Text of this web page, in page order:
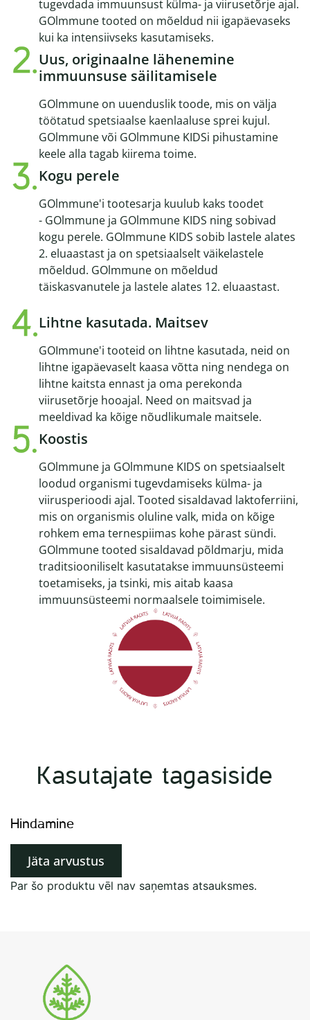
tugevdada immuunsust külma- ja viirusetõrje ajal.
GOlmmune tooted on mõeldud nii igapäevaseks
kui ka intensiivseks kasutamiseks.
Uus, originaalne lähenemine
immuunsuse säilitamisele
GOlmmune on uuenduslik toode, mis on välja
töötatud spetsiaalse kaenlaaluse sprei kujul.
GOlmmune või GOlmmune KIDSi pihustamine
keele alla tagab kiirema toime.
Kogu perele
GOlmmune'i tootesarja kuulub kaks toodet
- GOlmmune ja GOlmmune KIDS ning sobivad
kogu perele. GOlmmune KIDS sobib lastele alates
2. eluaastast ja on spetsiaalselt väikelastele
mõeldud. GOlmmune on mõeldud
täiskasvanutele ja lastele alates 12. eluaastast.
Lihtne kasutada. Maitsev
GOImmune'i tooteid on lihtne kasutada, neid on
lihtne igapäevaselt kaasa võtta ning nendega on
lihtne kaitsta ennast ja oma perekonda
viirusetõrje hooajal. Need on maitsvad ja
meeldivad ka kõige nõudlikumale maitsele.
Koostis
GOlmmune ja GOlmmune KIDS on spetsiaalselt
loodud organismi tugevdamiseks külma- ja
viirusperioodi ajal. Tooted sisaldavad laktoferriini,
mis on organismis oluline valk, mida on kõige
rohkem ema ternespiimas kohe pärast sündi.
GOlmmune tooted sisaldavad põldmarju, mida
traditsiooniliselt kasutatakse immuunsüsteemi
toetamiseks, ja tsinki, mis aitab kaasa
immuunsüsteemi normaalsele toimimisele.
Kasutajate tagasiside
Hindamine
Jäta arvustus
Par šo produktu vēl nav saņemtas atsauksmes.